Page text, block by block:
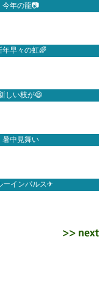
今年の龍📷
年早々の虹🌈
しい枝が😄
暑中見舞い
ーインパルス✈